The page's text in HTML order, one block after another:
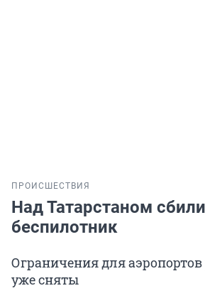
ПРОИСШЕСТВИЯ
Над Татарстаном сбили
беспилотник
Ограничения для
уже сняты